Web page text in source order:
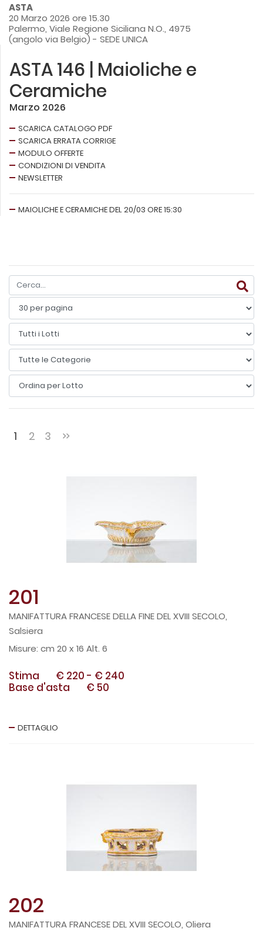
ASTA
20 Marzo 2026 ore 15.30
Palermo, Viale Regione Siciliana N.O., 4975
(angolo via Belgio) - SEDE UNICA
ASTA 146 | Maioliche e
Ceramiche
Marzo 2026
SCARICA CATALOGO PDF
SCARICA ERRATA CORRIGE
MODULO OFFERTE
CONDIZIONI DI VENDITA
NEWSLETTER
MAIOLICHE E CERAMICHE DEL 20/03 ORE 15:30
1 2 3
201
MANIFATTURA FRANCESE DELLA FINE DEL XVIII SECOLO,
Salsiera
cm 20 x 16 Alt. 6
Stima € 220 - € 240
Base d'asta
€ 50
DETTAGLIO
202
MANIFATTURA FRANCESE DEL XVIII SECOLO, Oliera